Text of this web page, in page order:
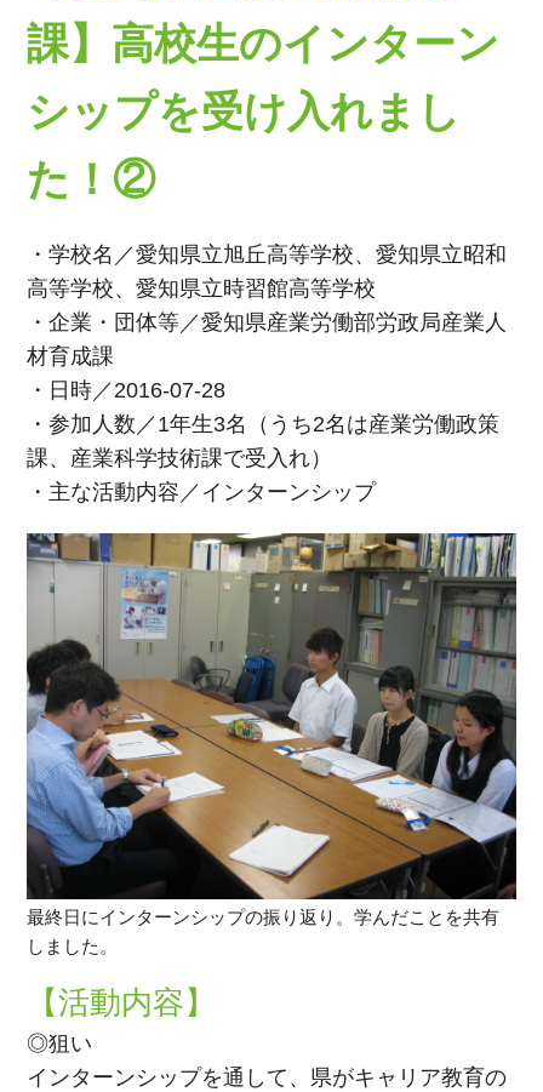
課】高校生のインターン
シップを受け入れまし
た！②
・学校名／愛知県立旭丘高等学校、愛知県立昭和
高等学校、愛知県立時習館高等学校
・企業・団体等／愛知県産業労働部労政局産業人
材育成課
・日時／2016-07-28
・参加人数／1年生3名（うち2名は産業労働政策
課、産業科学技術課で受入れ）
・主な活動内容／インターンシップ
最終日にインターンシップの振り返り。学んだことを共有
しました。
【活動内容】
◎狙い
インターンシップを通して、県がキャリア教育の